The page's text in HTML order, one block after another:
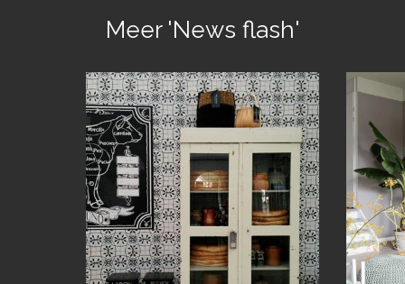
Meer 'News flash'